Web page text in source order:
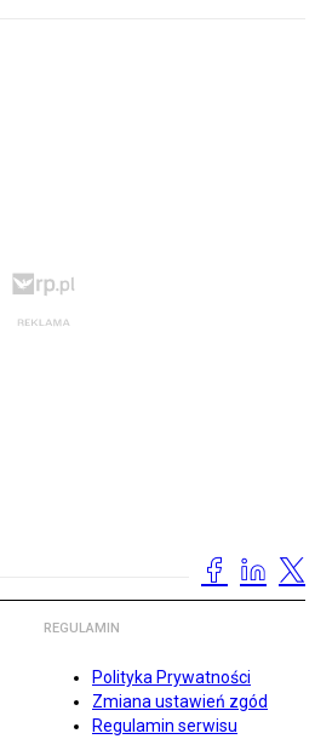
REGULAMIN
Polityka Prywatności
Zmiana ustawień zgód
Regulamin serwisu